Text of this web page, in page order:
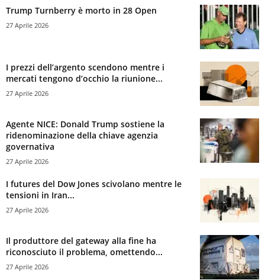
Trump Turnberry è morto in 28 Open
27 Aprile 2026
I prezzi dell’argento scendono mentre i
mercati tengono d’occhio la riunione...
27 Aprile 2026
Agente NICE: Donald Trump sostiene la
ridenominazione della chiave agenzia
governativa
27 Aprile 2026
I futures del Dow Jones scivolano mentre le
tensioni in Iran...
27 Aprile 2026
Il produttore del gateway alla fine ha
riconosciuto il problema, omettendo...
27 Aprile 2026